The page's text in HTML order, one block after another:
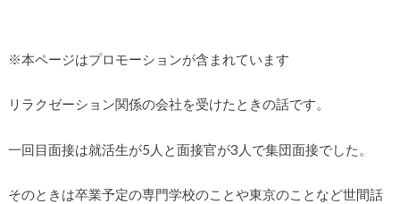
※本ページはプロモーションが含まれています
リラクゼーション関係の会社を受けたときの話です。
一回目面接は就活生が5人と面接官が3人で集団面接でした。
そのときは卒業予定の専門学校のことや東京のことなど世間話